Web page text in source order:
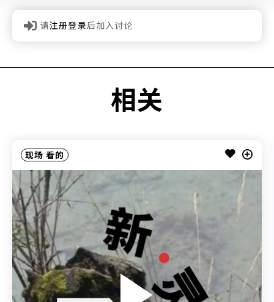
请注册登录后加入讨论
相关
现场 看的